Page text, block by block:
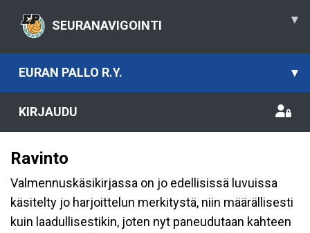
SEURANAVIGOINTI ▾
EURAN PALLO R.Y. ▾
KIRJAUDU
Ravinto
Valmennuskäsikirjassa on jo edellisissä luvuissa
käsitelty jo harjoittelun merkitystä, niin määrällisesti
kuin laadullisestikin, joten nyt paneudutaan kahteen